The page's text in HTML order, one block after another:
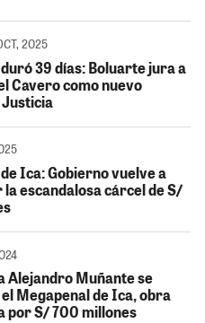
2025
39 días: Boluarte jura a
Cavero como nuevo
Ica: Gobierno vuelve a
escandalosa cárcel de S/
Alejandro Muñante se
Megapenal de Ica, obra
por S/ 700 millones